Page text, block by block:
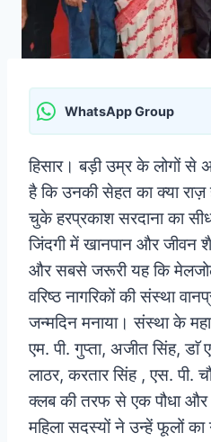
WhatsApp Group
हिसार।बड़ी उम्र के लोगों से
है कि उनकी सेहत का क्या
चुके हरप्रकाश सरदाना का
जिंदगी में खानपान और जीवन
और सबसे जरूरी यह कि
वरिष्ठ नागरिकों की संस्था
जन्मदिन मनाया। संस्था के
एम. पी. गुप्ता, अजीत सिंह,
लाठर, करतार सिंह , एस. पी.
क्लब की तरफ से एक पौधा और
महिला सदस्यों ने उन्हें फूलों